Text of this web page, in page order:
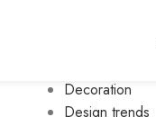
Decoration
Design trends